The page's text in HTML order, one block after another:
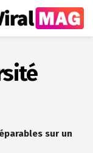
sur un